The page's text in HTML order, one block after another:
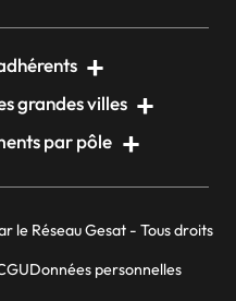
grandes villes
par pôle
le Réseau Gesat - Tous droits
Données personnelles